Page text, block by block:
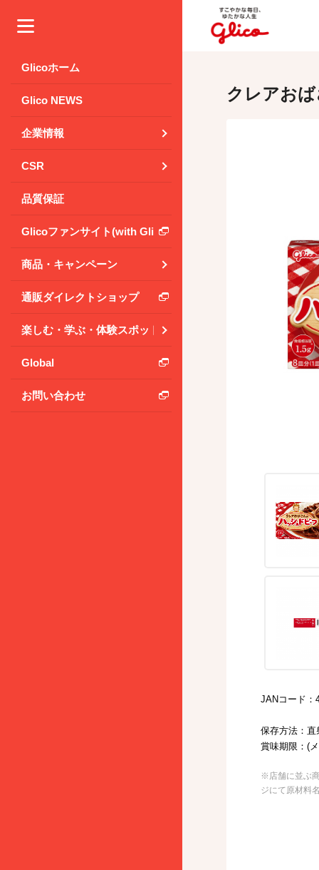
Glicoホーム
Glico NEWS
企業情報
CSR
品質保証
Glicoファンサイト(with Glico Park)
商品・キャンペーン
通販ダイレクトショップ
楽しむ・学ぶ・体験スポット
Global
お問い合わせ
クレアお
JANコード：
保存方法：直
賞味期限：(
※店舗に並ぶ
ジにて原材料